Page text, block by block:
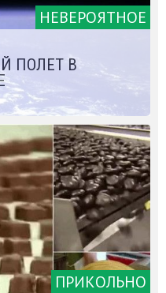
НЕВЕРОЯТНОЕ
ПОЛЕТ В
ПРИКОЛЬНО